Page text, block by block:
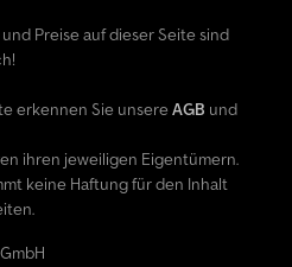
Preise auf dieser Seite sind
erkennen Sie unsere AGB und
ihren jeweiligen Eigentümern.
keine Haftung für den Inhalt